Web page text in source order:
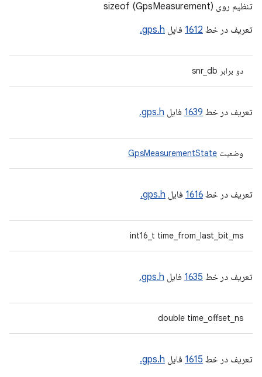
تنظیم روی sizeof (GpsMeasurement)
تعریف در خط 1612 فایل gps.h.
دو برابر snr_db
تعریف در خط 1639 فایل gps.h.
وضعیت GpsMeasurementState
تعریف در خط 1616 فایل gps.h.
int16_t time_from_last_bit_ms
تعریف در خط 1635 فایل gps.h.
double time_offset_ns
تعریف در خط 1615 فایل gps.h.